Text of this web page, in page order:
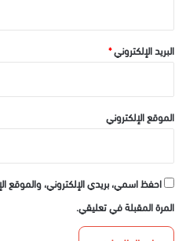
البريد الإلكتروني*
الموقع الإلكتروني
احفظ اسمي، بريدي الإلكتروني، والموقع
المرة المقبلة في تعليقي.